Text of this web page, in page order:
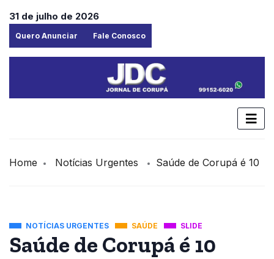
31 de julho de 2026
Quero Anunciar Fale Conosco
Home Notícias Urgentes Saúde de Corupá é 10
NOTÍCIAS URGENTES SAÚDE SLIDE
Saúde de Corupá é 10